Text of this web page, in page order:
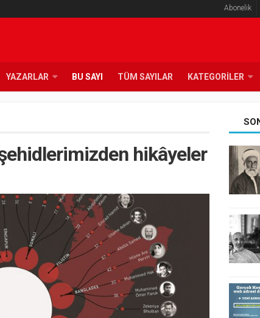
Abonelik
YAZARLAR BU SAYI TÜM SAYILAR KATEGORILER
hikâyeler